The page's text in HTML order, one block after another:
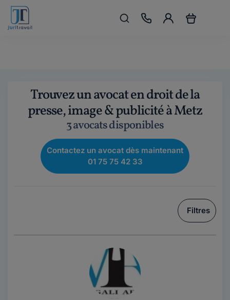
Trouvez un avocat en droit de la
presse, image & publicité à Metz
3 avocats disponibles
Contactez un avocat dès maintenant
01 75 75 42 33
Filtres